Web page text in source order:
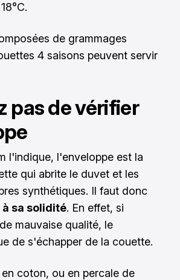
de grammages
4 saisons peuvent servir
pas de vérifier
l'indique, l'enveloppe est la
qui abrite le duvet et les
synthétiques. Il faut donc
sa solidité. En effet, si
mauvaise qualité, le
de s'échapper de la couette.
coton, ou en percale de